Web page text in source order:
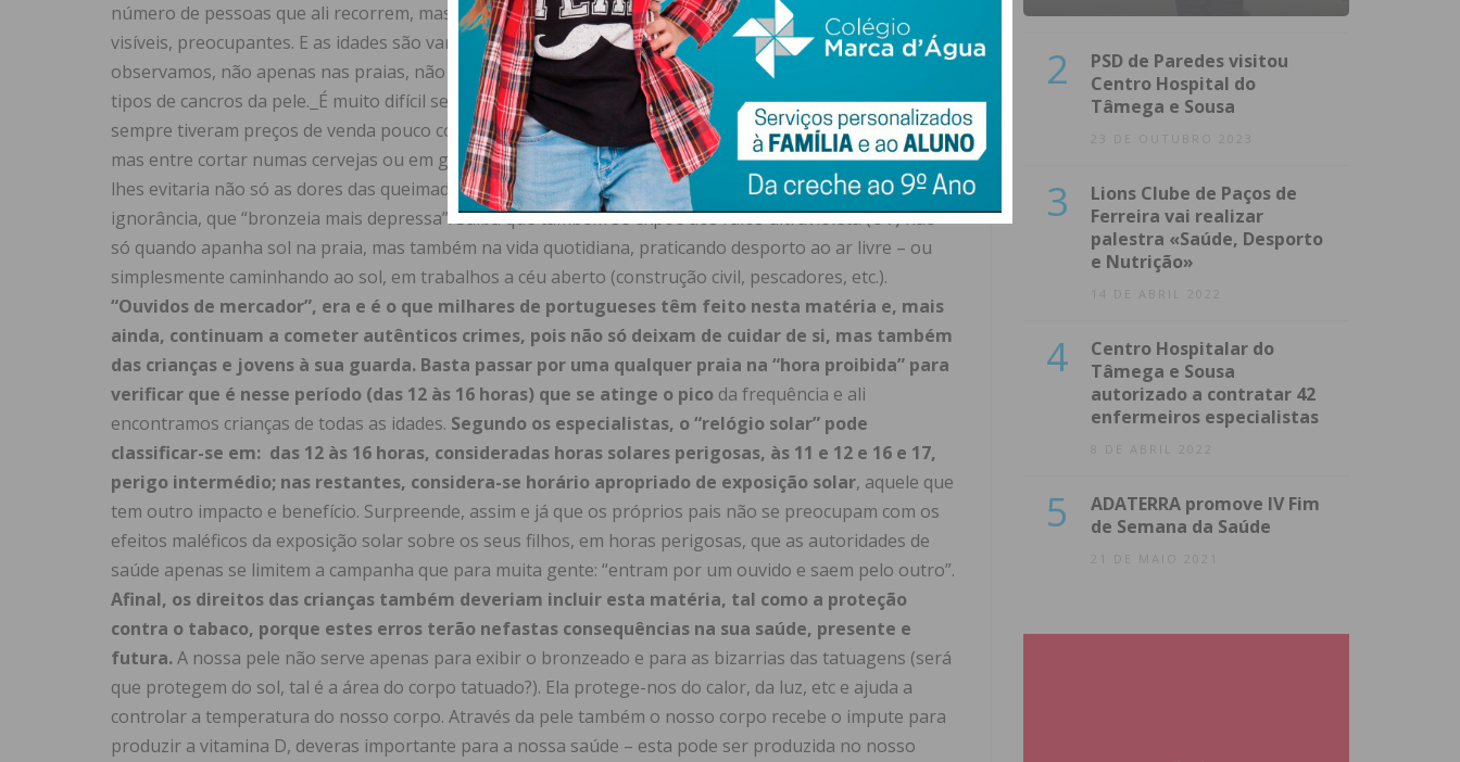
número de pessoas que ali recorrem, mas também algumas delas com situações, aquelas que são
visíveis, preocupantes. E as idades são variadas, mesmo crianças. Mau sinal, diria eu, mas, pelo que
observamos, não apenas nas praias, não deveremos ficar surpreendidos com a incidência dos vários
tipos de cancros da pele. É muito difícil ser “rigoroso e cumpridor”, até porque os protetores solares
sempre tiveram preços de venda pouco compatíveis com o poder de compra de muitos portugueses,
mas entre cortar numas cervejas ou em gelados, os amantes do sol preferem cortar nos protetores que
lhes evitaria não só as dores das queimaduras, mas também as consequências futuras. Dizem, santa
ignorância, que “bronzeia mais depressa”. Saiba que também se expõe aos raios ultravioleta (UV) não
só quando apanha sol na praia, mas também na vida quotidiana, praticando desporto ao ar livre – ou
simplesmente caminhando ao sol, em trabalhos a céu aberto (construção civil, pescadores, etc.).
“Ouvidos de mercador”, era e é o que milhares de portugueses têm feito nesta matéria e, mais
ainda, continuam a cometer autênticos crimes, pois não só deixam de cuidar de si, mas também
das crianças e jovens à sua guarda. Basta passar por uma qualquer praia na “hora proibida” para
verificar que é nesse período (das 12 às 16 horas) que se atinge o pico da frequência e ali
encontramos crianças de todas as idades. Segundo os especialistas, o “relógio solar” pode
classificar-se em: das 12 às 16 horas, consideradas horas solares perigosas, às 11 e 12 e 16 e 17,
perigo intermédio; nas restantes, considera-se horário apropriado de exposição solar, aquele que
tem outro impacto e benefício. Surpreende, assim e já que os próprios pais não se preocupam com os
efeitos maléficos da exposição solar sobre os seus filhos, em horas perigosas, que as autoridades de
saúde apenas se limitem a campanha que para muita gente: “entram por um ouvido e saem pelo outro”.
Afinal, os direitos das crianças também deveriam incluir esta matéria, tal como a proteção
contra o tabaco, porque estes erros terão nefastas consequências na sua saúde, presente e
futura.A nossa pele não serve apenas para exibir o bronzeado e para as bizarrias das tatuagens (será
que protegem do sol, tal é a área do corpo tatuado?). Ela protege-nos do calor, da luz, etc e ajuda a
controlar a temperatura do nosso corpo. Através da pele também o nosso corpo recebe o impute para
produzir a vitamina D, deveras importante para a nossa saúde – esta pode ser produzida no nosso
2
PSD de Paredes visitou
Centro Hospital do
Tâmega e Sousa
23 DE OUTUBRO 2023
3
Lions Clube de Paços de
Ferreira vai realizar
palestra «Saúde, Desporto
e Nutrição»
14 DE ABRIL 2022
4
Centro Hospitalar do
Tâmega e Sousa
autorizado a contratar 42
enfermeiros especialistas
8 DE ABRIL 2022
5
ADATERRA promove IV Fim
de Semana da Saúde
21 DE MAIO 2021